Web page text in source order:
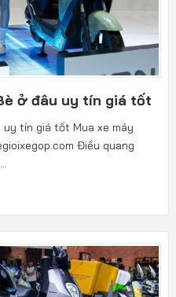
ở đâu uy tín giá tốt
uy tín giá tốt Mua xe máy
Điều quang